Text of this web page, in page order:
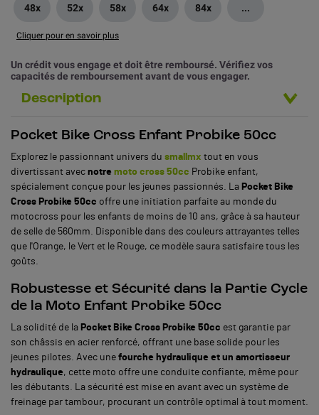
48x 52x 58x 64x 84x ...
Cliquer pour en savoir plus
Un crédit vous engage et doit être remboursé. Vérifiez vos
capacités de remboursement avant de vous engager.
Description
Pocket Bike Cross Enfant Probike 50cc
Explorez le passionnant univers du smallmx tout en vous
divertissant avec notre moto cross 50cc Probike enfant,
spécialement conçue pour les jeunes passionnés. La Pocket Bike
Cross Probike 50cc offre une initiation parfaite au monde du
motocross pour les enfants de moins de 10 ans, grâce à sa hauteur
de selle de 560mm. Disponible dans des couleurs attrayantes telles
que l'Orange, le Vert et le Rouge, ce modèle saura satisfaire tous les
goûts.
Robustesse et Sécurité dans la Partie Cycle
de la Moto Enfant Probike 50cc
La solidité de la Pocket Bike Cross Probike 50cc est garantie par
son châssis en acier renforcé, offrant une base solide pour les
jeunes pilotes. Avec une fourche hydraulique et un amortisseur
hydraulique, cette moto offre une conduite confiante, même pour
les débutants. La sécurité est mise en avant avec un système de
freinage par tambour, procurant un contrôle optimal à tout moment.